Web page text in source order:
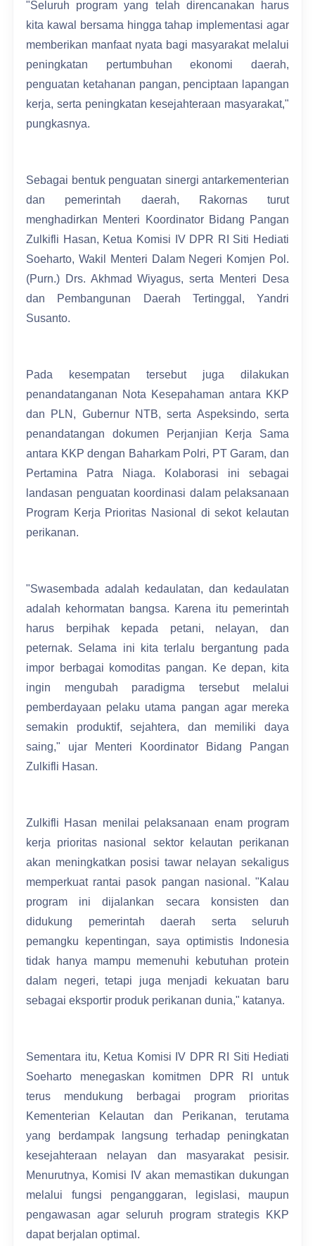
"Seluruh program yang telah direncanakan harus
kita kawal bersama hingga tahap implementasi agar
memberikan manfaat nyata bagi masyarakat melalui
peningkatan pertumbuhan ekonomi daerah,
penguatan ketahanan pangan, penciptaan lapangan
kerja, serta peningkatan kesejahteraan masyarakat,"
pungkasnya.
Sebagai bentuk penguatan sinergi antarkementerian
dan pemerintah daerah, Rakornas turut
menghadirkan Menteri Koordinator Bidang Pangan
Zulkifli Hasan, Ketua Komisi IV DPR RI Siti Hediati
Soeharto, Wakil Menteri Dalam Negeri Komjen Pol.
(Purn.) Drs. Akhmad Wiyagus, serta Menteri Desa
dan Pembangunan Daerah Tertinggal, Yandri
Susanto.
Pada kesempatan tersebut juga dilakukan
penandatanganan Nota Kesepahaman antara KKP
dan PLN, Gubernur NTB, serta Aspeksindo, serta
penandatangan dokumen Perjanjian Kerja Sama
antara KKP dengan Baharkam Polri, PT Garam, dan
Pertamina Patra Niaga. Kolaborasi ini sebagai
landasan penguatan koordinasi dalam pelaksanaan
Program Kerja Prioritas Nasional di sekot kelautan
perikanan.
"Swasembada adalah kedaulatan, dan kedaulatan
adalah kehormatan bangsa. Karena itu pemerintah
harus berpihak kepada petani, nelayan, dan
peternak. Selama ini kita terlalu bergantung pada
impor berbagai komoditas pangan. Ke depan, kita
ingin mengubah paradigma tersebut melalui
pemberdayaan pelaku utama pangan agar mereka
semakin produktif, sejahtera, dan memiliki daya
saing," ujar Menteri Koordinator Bidang Pangan
Zulkifli Hasan.
Zulkifli Hasan menilai pelaksanaan enam program
kerja prioritas nasional sektor kelautan perikanan
akan meningkatkan posisi tawar nelayan sekaligus
memperkuat rantai pasok pangan nasional. "Kalau
program ini dijalankan secara konsisten dan
didukung pemerintah daerah serta seluruh
pemangku kepentingan, saya optimistis Indonesia
tidak hanya mampu memenuhi kebutuhan protein
dalam negeri, tetapi juga menjadi kekuatan baru
sebagai eksportir produk perikanan dunia," katanya.
Sementara itu, Ketua Komisi IV DPR RI Siti Hediati
Soeharto menegaskan komitmen DPR RI untuk
terus mendukung berbagai program prioritas
Kementerian Kelautan dan Perikanan, terutama
yang berdampak langsung terhadap peningkatan
kesejahteraan nelayan dan masyarakat pesisir.
Menurutnya, Komisi IV akan memastikan dukungan
melalui fungsi penganggaran, legislasi, maupun
pengawasan agar seluruh program strategis KKP
dapat berjalan optimal.